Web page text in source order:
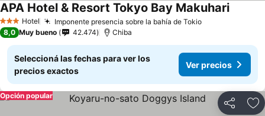
3 Estrellas
Hotel Imponente presencia sobre la bahía de Tokio
APA Hotel & Resort Tokyo Bay Makuhari
8,0 Muy bueno 42.474 Chiba
Seleccioná las fechas para ver los
precios exactos
Ver precios
Compartir
Opción popular